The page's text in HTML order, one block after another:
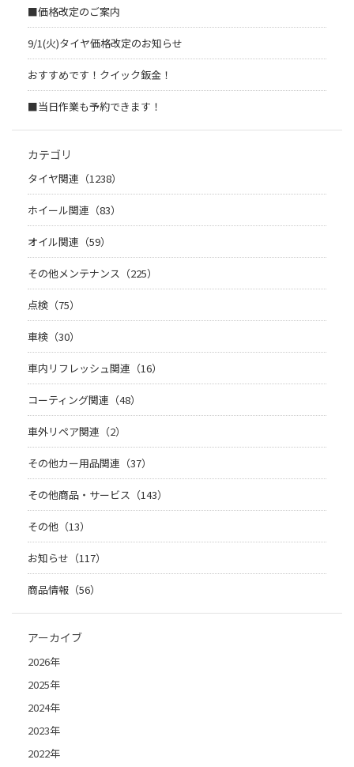
■価格改定のご案内
9/1(火)タイヤ価格改定のお知らせ
おすすめです！クイック鈑金！
■当日作業も予約できます！
カテゴリ
タイヤ関連（1238）
ホイール関連（83）
オイル関連（59）
その他メンテナンス（225）
点検（75）
車検（30）
車内リフレッシュ関連（16）
コーティング関連（48）
車外リペア関連（2）
その他カー用品関連（37）
その他商品・サービス（143）
その他（13）
お知らせ（117）
商品情報（56）
アーカイブ
2026年
2025年
2024年
2023年
2022年